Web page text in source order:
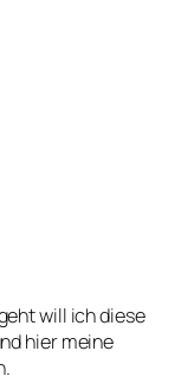
will ich diese
hier meine